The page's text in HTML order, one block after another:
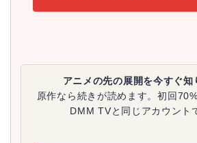
アニメの先の展開を今すぐ知
原作なら続きが読めます。初回
DMM TVと同じアカウント